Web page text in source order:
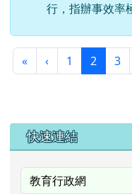
行，指辦事效率
«第一頁
‹上一頁
1 2(目前
3
右邊區域內容
快速連結